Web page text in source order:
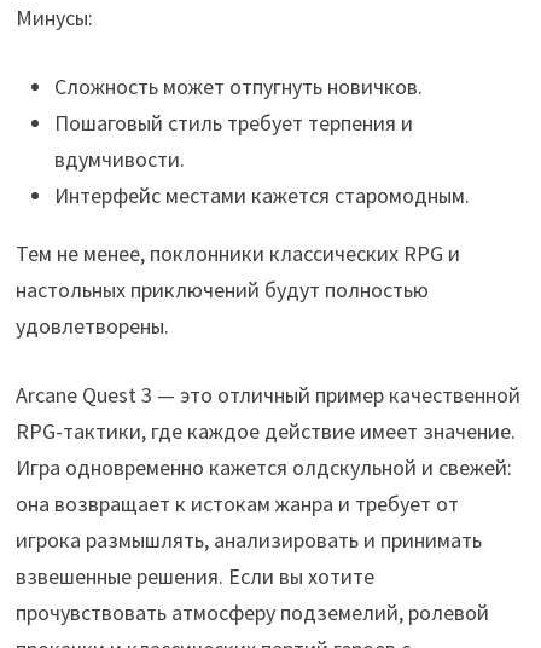
Минусы:
Сложность может отпугнуть новичков.
Пошаговый стиль требует терпения и
вдумчивости.
Интерфейс местами кажется старомодным.
Тем не менее, поклонники классических RPG и
настольных приключений будут полностью
удовлетворены.
Arcane Quest 3 — это отличный пример качественной
RPG-тактики, где каждое действие имеет значение.
Игра одновременно кажется олдскульной и свежей:
она возвращает к истокам жанра и требует от
игрока размышлять, анализировать и принимать
взвешенные решения. Если вы хотите
прочувствовать атмосферу подземелий, ролевой